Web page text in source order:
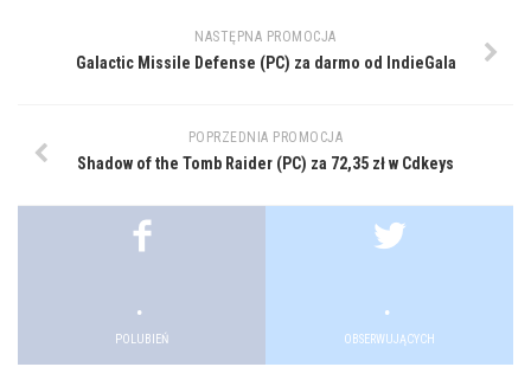
NASTĘPNA PROMOCJA
Galactic Missile Defense (PC) za darmo od IndieGala
POPRZEDNIA PROMOCJA
Shadow of the Tomb Raider (PC) za 72,35 zł w Cdkeys
.
POLUBIEŃ
.
OBSERWUJĄCYCH